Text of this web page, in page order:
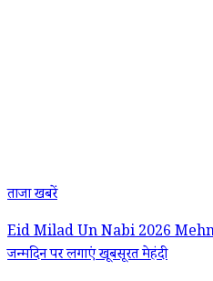
ताजा खबरें
Eid Milad Un Nabi 2026
जन्मदिन पर लगाएं खूबसूरत मेहंदी